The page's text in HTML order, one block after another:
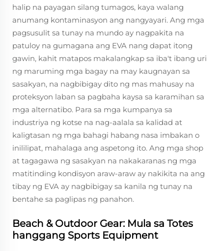
halip na payagan silang tumagos, kaya walang
anumang kontaminasyon ang nangyayari. Ang mga
pagsusulit sa tunay na mundo ay nagpakita na
patuloy na gumagana ang EVA nang dapat itong
gawin, kahit matapos makalangkap sa iba't ibang uri
ng maruming mga bagay na may kaugnayan sa
sasakyan, na nagbibigay dito ng mas mahusay na
proteksyon laban sa pagbaha kaysa sa karamihan sa
mga alternatibo. Para sa mga kumpanya sa
industriya ng kotse na nag-aalala sa kalidad at
kaligtasan ng mga bahagi habang nasa imbakan o
inililipat, mahalaga ang aspetong ito. Ang mga shop
at tagagawa ng sasakyan na nakakaranas ng mga
matitinding kondisyon araw-araw ay nakikita na ang
tibay ng EVA ay nagbibigay sa kanila ng tunay na
bentahe sa paglipas ng panahon.
Beach & Outdoor Gear: Mula sa Totes
hanggang Sports Equipment